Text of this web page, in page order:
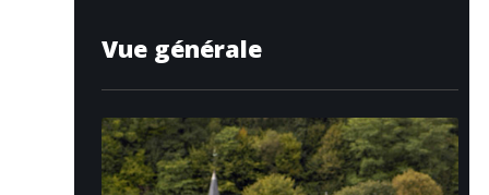
Vue générale